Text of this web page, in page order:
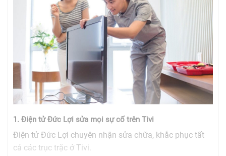
1. Điện tử Đức Lợi sửa mọi sự cố trên Tivi
Điện tử Đức Lợi chuyên nhận sửa chữa, khắc phục tất
cả các trục trặc ở Tivi.